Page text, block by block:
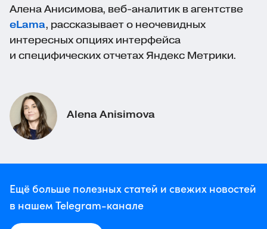
Алена Анисимова, веб-аналитик в агентстве
eLama, рассказывает о неочевидных
интересных опциях интерфейса
и специфических отчетах Яндекс Метрики.
Alena Anisimova
Ещё больше полезных статей и свежих новостей
в нашем Telegram-канале